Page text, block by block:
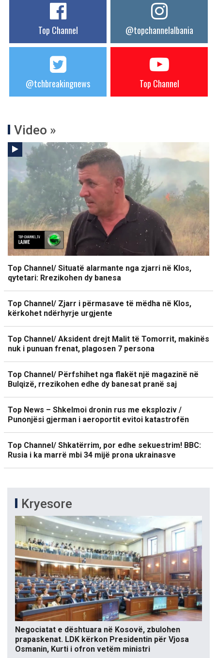
Top Channel @topchannelalbania
@tchbreakingnews Top Channel
Video »
Top Channel/ Situatë alarmante nga zjarri në Klos,
qytetari: Rrezikohen dy banesa
Top Channel/ Zjarr i përmasave të mëdha në Klos,
kërkohet ndërhyrje urgjente
Top Channel/ Aksident drejt Malit të Tomorrit, makinës
nuk i punuan frenat, plagosen 7 persona
Top Channel/ Përfshihet nga flakët një magazinë në
Bulqizë, rrezikohen edhe dy banesat pranë saj
Top News – Shkelmoi dronin rus me eksploziv /
Punonjësi gjerman i aeroportit evitoi katastrofën
Top Channel/ Shkatërrim, por edhe sekuestrim! BBC:
Rusia i ka marrë mbi 34 mijë prona ukrainasve
Kryesore
Negociatat e dështuara në Kosovë, zbulohen
prapaskenat. LDK kërkon Presidentin për Vjosa
Osmanin, Kurti i ofron vetëm ministri